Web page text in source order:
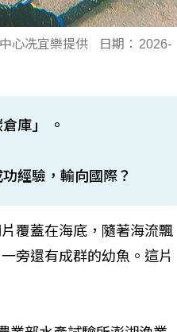
心冼宜樂提供 日期： 2026-
庫」 。
經驗，輸向國際？
覆蓋在海底，隨著海流飄
旁還有成群的幼魚。這片